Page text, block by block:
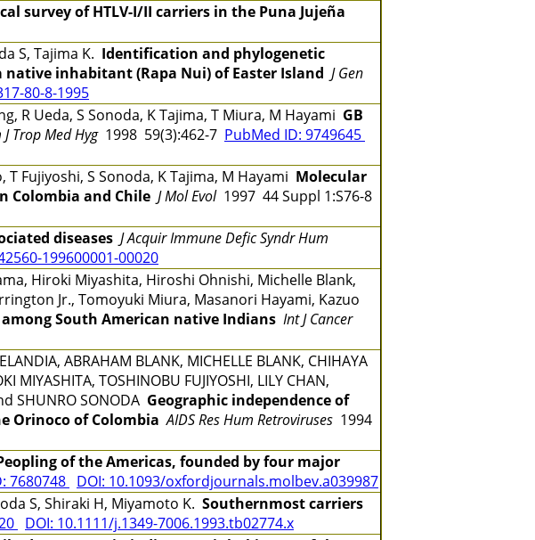
survey of HTLV-I/II carriers in the Puna Jujeña
S, Tajima K. Identification and phylogenetic
inhabitant (Rapa Nui) of Easter Island J Gen
80-8-1995
R Ueda, S Sonoda, K Tajima, T Miura, M Hayami GB
J Trop Med Hyg1998 59(3):462-7 PubMed ID: 9749645
T Fujiyoshi, S Sonoda, K Tajima, M Hayami Molecular
Colombia and Chile J Mol Evol1997 44 Suppl 1:S76-8
diseases J Acquir Immune Defic Syndr Hum
199600001-00020
Hiroki Miyashita, Hiroshi Ohnishi, Michelle Blank,
Jr., Tomoyuki Miura, Masanori Hayami, Kazuo
among South American native Indians Int J Cancer
ABRAHAM BLANK, MICHELLE BLANK, CHIHAYA
MIYASHITA, TOSHINOBU FUJIYOSHI, LILY CHAN,
SHUNRO SONODA Geographic independence of
Orinoco of Colombia AIDS Res Hum Retroviruses 1994
of the Americas, founded by four major
7680748 DOI: 10.1093/oxfordjournals.molbev.a039987
S, Shiraki H, Miyamoto K. Southernmost carriers
DOI: 10.1111/j.1349-7006.1993.tb02774.x